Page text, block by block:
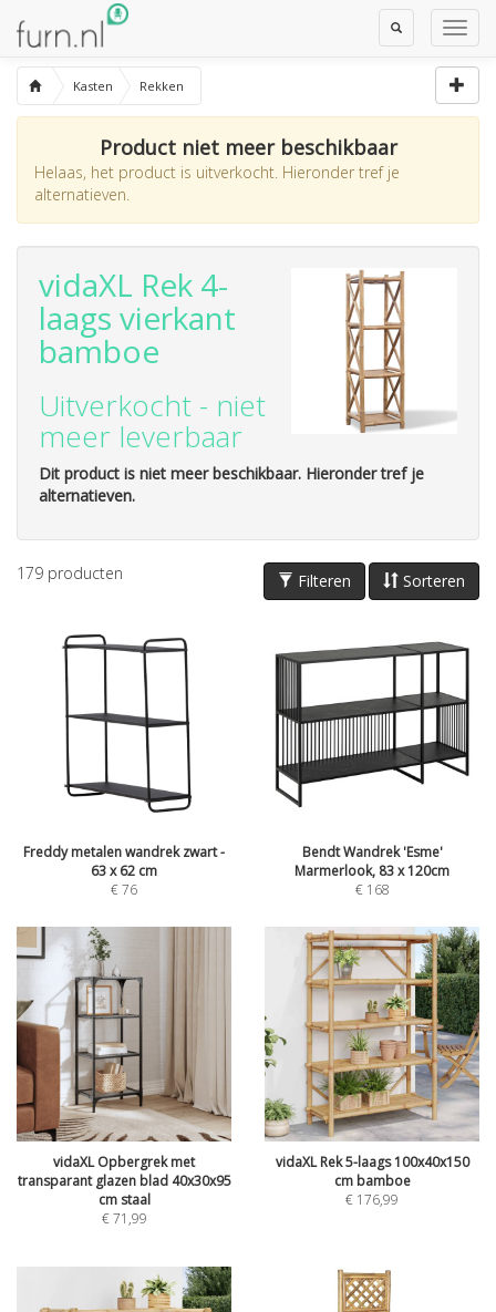
Toggle
Search
Kasten Rekken
Product niet meer beschikbaar
Helaas, het product is uitverkocht. Hieronder tref je
alternatieven.
vidaXL Rek 4-
laags vierkant
bamboe
Uitverkocht - niet
meer leverbaar
Dit product is niet meer beschikbaar. Hieronder tref je
alternatieven.
Sorteren
Filteren
179 producten
Freddy metalen wandrek zwart -
63 x 62 cm
€76
Bendt Wandrek 'Esme'
Marmerlook, 83 x 120cm
€ 168
vidaXL Opbergrek met
transparant glazen blad 40x30x95
cm staal
€71,99
vidaXL Rek 5-laags 100x40x150
cm bamboe
€ 176,99